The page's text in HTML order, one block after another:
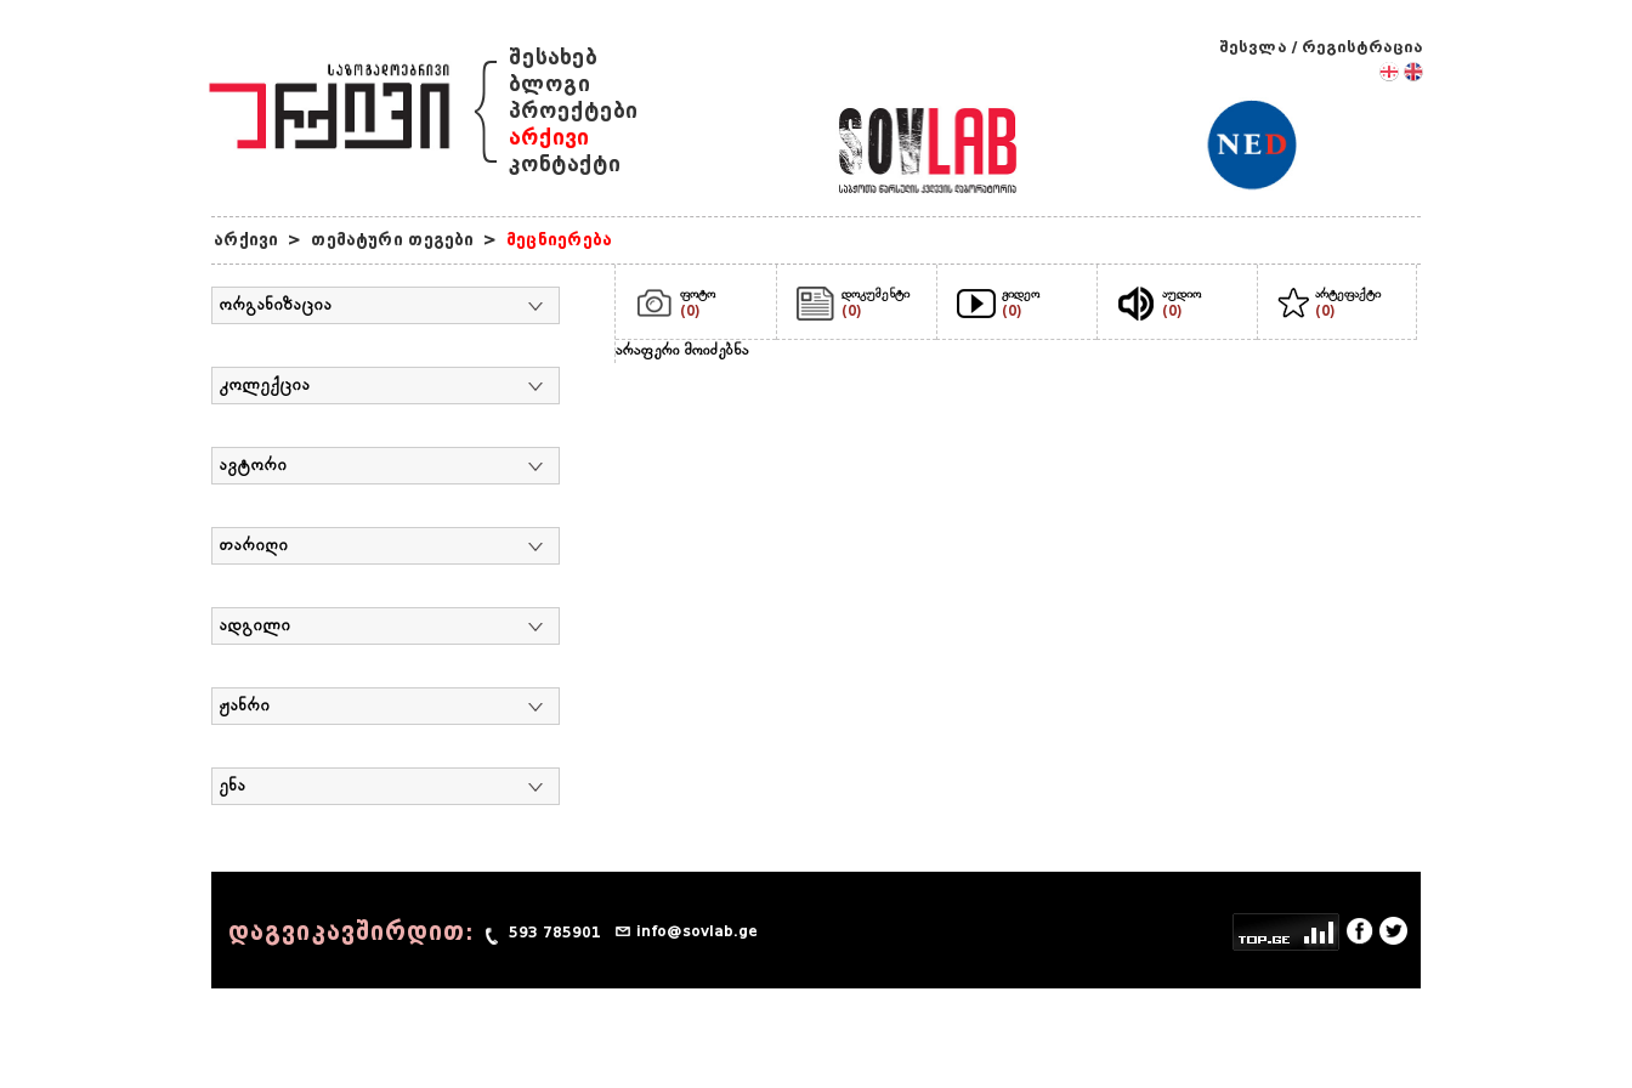
{ შესახებ
ბლოგი
პროექტები
არქივი
კონტაქტი
შესვლა / რეგისტრაცია
არქივი > თემატური თეგები > მეცნიერება
ორგანიზაცია
კოლექცია
ავტორი
თარიღი
ადგილი
ჟანრი
ენა
ფოტო
(0)
დოკუმენტი
(0)
ვიდეო
(0)
აუდიო
(0)
არტეფაქტი
(0)
არაფერი მოიძებნა
დაგვიკავშირდით: 593 785901 info@sovlab.ge